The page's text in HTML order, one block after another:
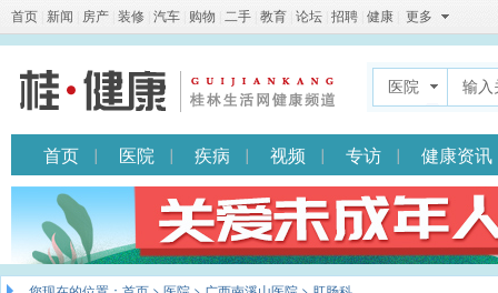
首页 新闻 房产 装修 汽车 购物 二手 教育 论坛 招聘 健康 更多
医院
首页 医院 疾病 视频 专访 健康资讯